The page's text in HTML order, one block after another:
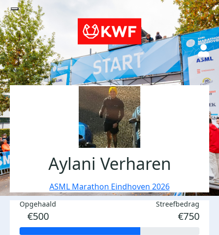
Aylani Verharen
ASML Marathon Eindhoven 2026
Opgehaald
€500
Streefbedrag
€750